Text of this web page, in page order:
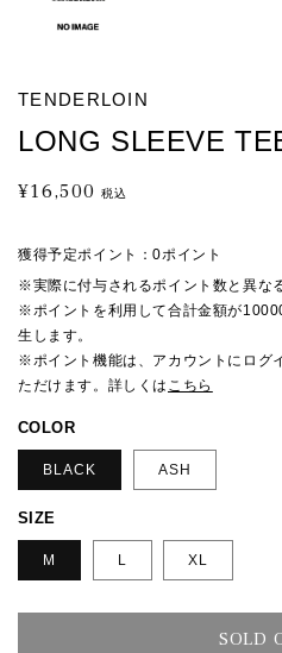
TENDERLOIN
LONG SLEEVE
通
価
格
¥16,500 税込
獲得予定ポイント：0ポイント
※実際に付与されるポイント数と異な
※ポイントを利用して合計金額が
生します。
※ポイント機能は、アカウントにログ
ただけます。詳しくは こちら
COLOR
BLACK ASH
SIZE
M L XL
SOLD